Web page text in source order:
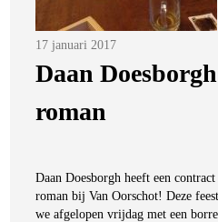
Posted
on
17 januari 2017
Daan
roman
Daan Doesborgh heeft een
roman bij Van Oorschot! Deze
we afgelopen vrijdag met een